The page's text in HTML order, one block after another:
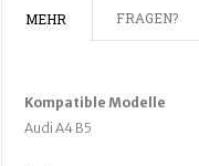
MEHR FRAGEN?
Kompatible Modelle
Audi A4 B5